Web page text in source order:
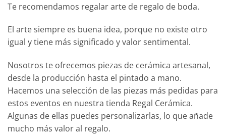
Te recomendamos regalar arte de regalo de boda.
El arte siempre es buena idea, porque no existe otro
igual y tiene más significado y valor sentimental.
Nosotros te ofrecemos piezas de cerámica artesanal,
desde la producción hasta el pintado a mano.
Hacemos una selección de las piezas más pedidas para
estos eventos en nuestra tienda Regal Cerámica.
Algunas de ellas puedes personalizarlas, lo que añade
mucho más valor al regalo.